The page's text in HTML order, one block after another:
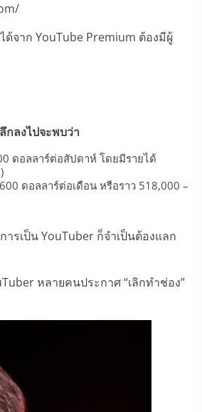
จาก YouTube Premium ต้องมีผู้
กลงไปจะพบว่า
ดอลลาร์ต่อสัปดาห์ โดยมีรายได้
ดอลลาร์ต่อเดือน หรือราว 518,000 –
รเป็น YouTuber ก็จำเป็นต้องแลก
หลายคนประกาศ “เลิกทำช่อง”